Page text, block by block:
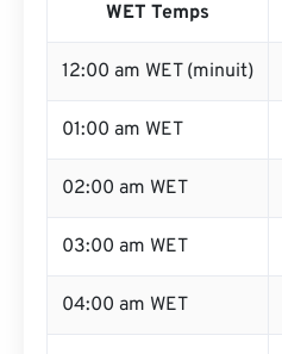
WET Temps
12:00 am WET (minuit)
01:00 am WET
02:00 am WET
03:00 am WET
04:00 am WET